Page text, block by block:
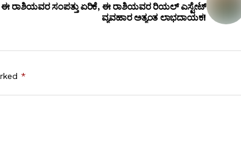
ಈ ರಾಶಿಯವರ ಸಂಪತ್ತು ಏರಿಕೆ, ಈ ರಾಶಿಯವರ ರಿಯಲ್ ಎಸ್ಟೇಟ್
ವ್ಯವಹಾರ ಅತ್ಯಂತ ಲಾಭದಾಯಕ!
*